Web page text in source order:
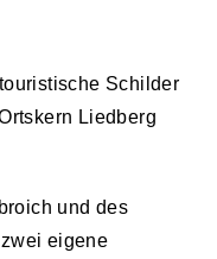
Schilder
Liedberg
und des
eigene